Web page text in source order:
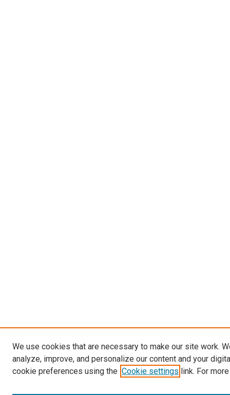
We use cookies that are necessary to make our site work.
analyze, improve, and personalize our content and your
cookie preferences using the Cookie settings link. For